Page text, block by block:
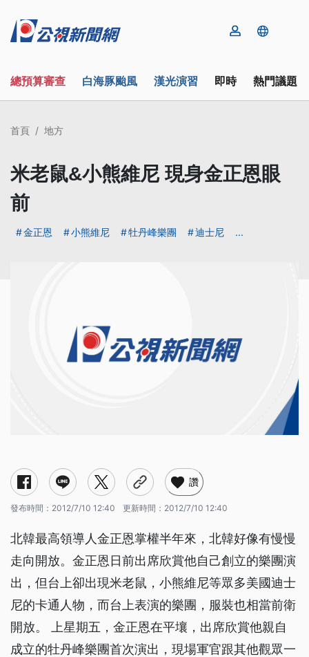
總預算審查 白海豚颱風 漢光演習 即時 熱門議題
首頁 地方
米老鼠&小熊維尼 現身金正恩眼
前
金正恩 小熊維尼 牡丹峰樂團 迪士尼 ...
讚
發布時間： 2012/7/10 12:40 更新時間： 2012/7/10 12:40
北韓最高領導人金正恩掌權半年來，北韓好像有慢慢
走向開放。金正恩日前出席欣賞他自己創立的樂團演
出，但台上卻出現米老鼠，小熊維尼等眾多美國迪士
尼的卡通人物，而台上表演的樂團，服裝也相當前衛
開放。 上星期五，金正恩在平壤，出席欣賞他親自
成立的牡丹峰樂團首次演出，現場軍官跟其他觀眾一